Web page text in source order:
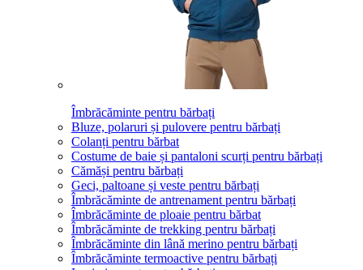
Îmbrăcăminte pentru bărbați
Bluze, polaruri și pulovere pentru bărbați
Colanți pentru bărbat
Costume de baie și pantaloni scurți pentru bărbați
Cămăși pentru bărbați
Geci, paltoane și veste pentru bărbați
Îmbrăcăminte de antrenament pentru bărbați
Îmbrăcăminte de ploaie pentru bărbat
Îmbrăcăminte de trekking pentru bărbați
Îmbrăcăminte din lână merino pentru bărbați
Îmbrăcăminte termoactive pentru bărbați